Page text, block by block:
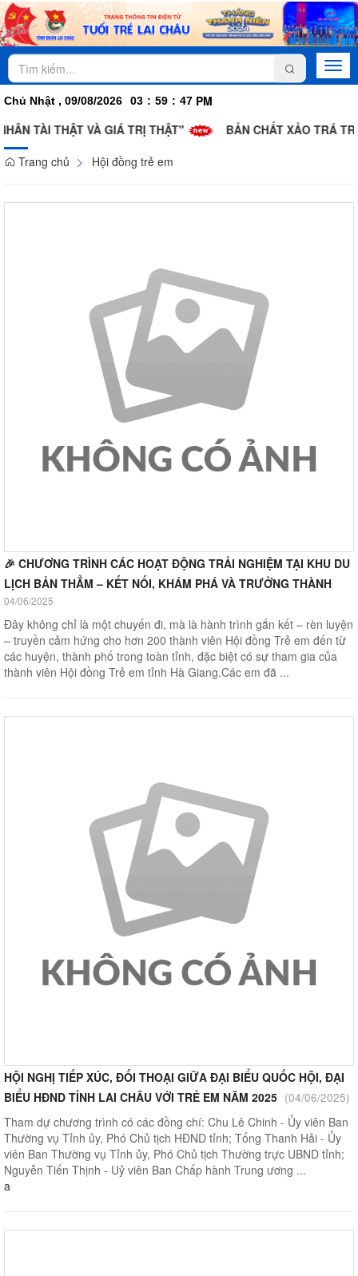
Chủ Nhật , 09/08/2026 03 : 59 : 49 PM
GIÁ TRỊ THẬT"
BẢN CHẤT XẢO TRÁ TRONG CHIẾN
Trang chủ
Hội đồng trẻ em
🎉 CHƯƠNG TRÌNH CÁC HOẠT ĐỘNG TRẢI NGHIỆM TẠI KHU DU
LỊCH BẢN THẲM – KẾT NỐI, KHÁM PHÁ VÀ TRƯỞNG THÀNH
04/06/2025
Đây không chỉ là một chuyến đi, mà là hành trình gắn kết – rèn luyện
– truyền cảm hứng cho hơn 200 thành viên Hội đồng Trẻ em đến từ
các huyện, thành phố trong toàn tỉnh, đặc biệt có sự tham gia của
thành viên Hội đồng Trẻ em tỉnh Hà Giang.Các em đã ...
HỘI NGHỊ TIẾP XÚC, ĐỐI THOẠI GIỮA ĐẠI BIỂU QUỐC HỘI, ĐẠI
BIỂU HĐND TỈNH LAI CHÂU VỚI TRẺ EM NĂM 2025 (04/06/2025)
Tham dự chương trình có các đồng chí: Chu Lê Chinh - Ủy viên Ban
Thường vụ Tỉnh ủy, Phó Chủ tịch HĐND tỉnh; Tống Thanh Hải - Ủy
viên Ban Thường vụ Tỉnh ủy, Phó Chủ tịch Thường trực UBND tỉnh;
Nguyễn Tiến Thịnh - Uỷ viên Ban Chấp hành Trung ương ...
a